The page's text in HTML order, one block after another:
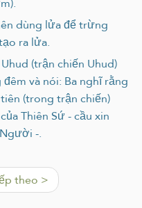
dùng lửa để trừng
ra lửa.
(trận chiến Uhud)
và nói: Ba nghĩ rằng
(trong trận chiến)
Thiên Sứ - cầu xin
-.
theo >